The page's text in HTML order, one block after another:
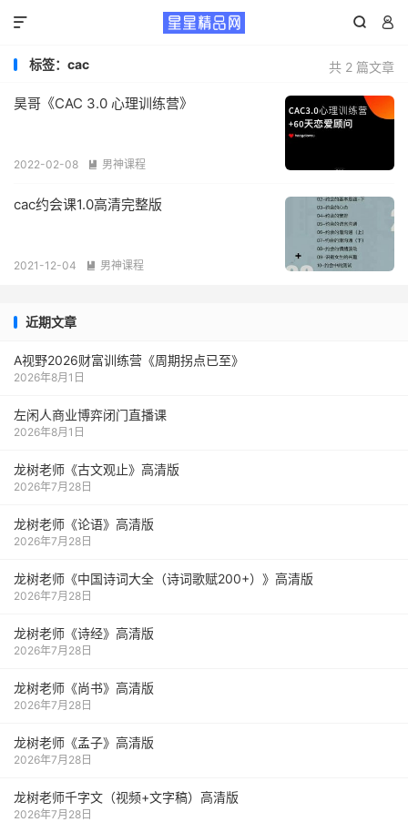
 

共 2 篇文章
标签：cac
昊哥《CAC 3.0 心理训练营》
2022-02-08  男神课程
cac约会课1.0高清完整版
2021-12-04  男神课程
近期文章
A视野2026财富训练营《周期拐点已至》
2026年8月1日
左闲人商业博弈闭门直播课
2026年8月1日
龙树老师《古文观止》高清版
2026年7月28日
龙树老师《论语》高清版
2026年7月28日
龙树老师《中国诗词大全（诗词歌赋200+）》高清版
2026年7月28日
龙树老师《诗经》高清版
2026年7月28日
龙树老师《尚书》高清版
2026年7月28日
龙树老师《孟子》高清版
2026年7月28日
龙树老师千字文（视频+文字稿）高清版
2026年7月28日